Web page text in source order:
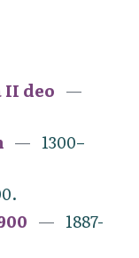
II deo
1300–
1887-